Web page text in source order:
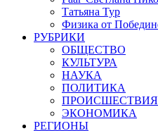
Татьяна Тур
Физика от
РУБРИКИ
ОБЩЕСТВО
КУЛЬТУРА
НАУКА
ПОЛИТИКА
ПРОИСШЕСТВИЯ
ЭКОНОМИКА
РЕГИОНЫ